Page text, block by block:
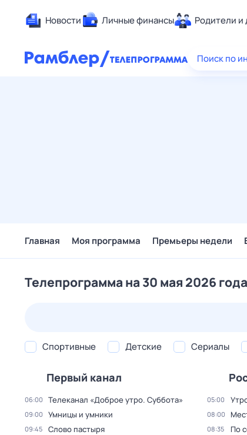
Новости Личные финансы Родители и
Поиск по
Главная Моя программа Премьеры недели
Телепрограмма на 30 мая 2026
Спортивные Детские Сериалы
Первый канал
06:00 Телеканал «Доброе утро. Суббота»
09:00 Умницы и умники
09:45 Слово пастыря
05:00
08:00
08:35 По